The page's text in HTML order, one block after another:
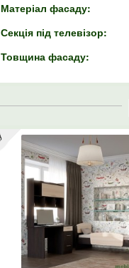
Матеріал фасаду:
Секція під телевізор:
Товщина фасаду: